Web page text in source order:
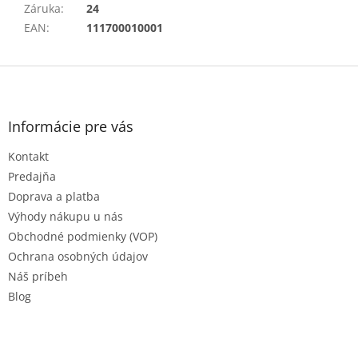
Záruka:
24
EAN: 111700010001
Z
Informácie pre vás
Kontakt
Predajňa
Doprava a platba
Výhody nákupu u nás
Obchodné podmienky (VOP)
Ochrana osobných údajov
Náš príbeh
Blog